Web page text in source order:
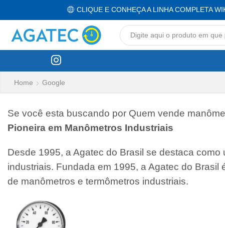
CLIQUE E CONHEÇA A LINHA COMPLETA
Home Google
Se você esta buscando por Quem vende
Pioneira em Manômetros Industriais
Desde 1995, a Agatec do Brasil se destaca
industriais. Fundada em 1995, a Agatec do
de manômetros e termômetros industriais.